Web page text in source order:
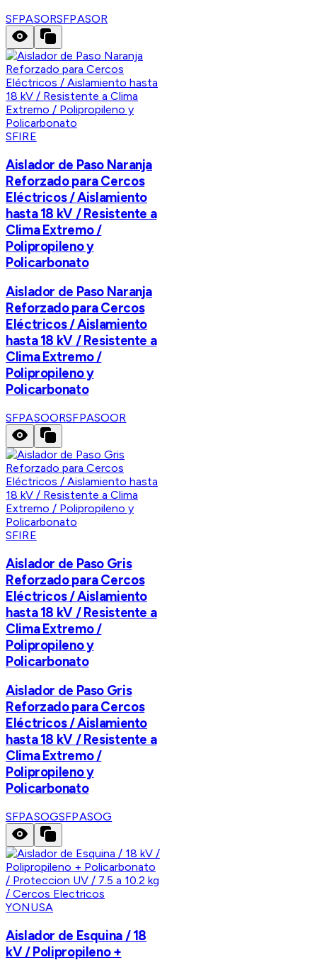
SFPASORSFPASOR
SFIRE
Aislador de Paso Naranja
Reforzado para Cercos
Eléctricos / Aislamiento
hasta 18 kV / Resistente a
Clima Extremo /
Polipropileno y
Policarbonato
Aislador de Paso Naranja
Reforzado para Cercos
Eléctricos / Aislamiento
hasta 18 kV / Resistente a
Clima Extremo /
Polipropileno y
Policarbonato
SFPASOORSFPASOOR
SFIRE
Aislador de Paso Gris
Reforzado para Cercos
Eléctricos / Aislamiento
hasta 18 kV / Resistente a
Clima Extremo /
Polipropileno y
Policarbonato
Aislador de Paso Gris
Reforzado para Cercos
Eléctricos / Aislamiento
hasta 18 kV / Resistente a
Clima Extremo /
Polipropileno y
Policarbonato
SFPASOGSFPASOG
YONUSA
Aislador de Esquina / 18
kV / Polipropileno +